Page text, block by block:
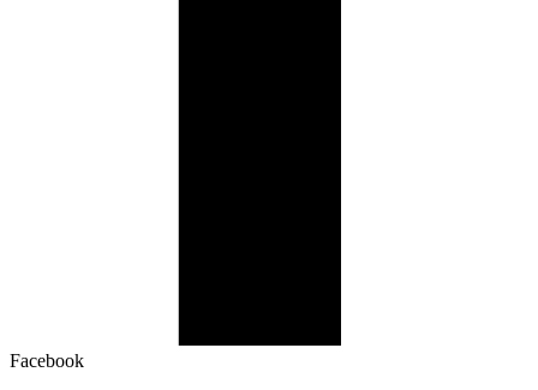
Facebook